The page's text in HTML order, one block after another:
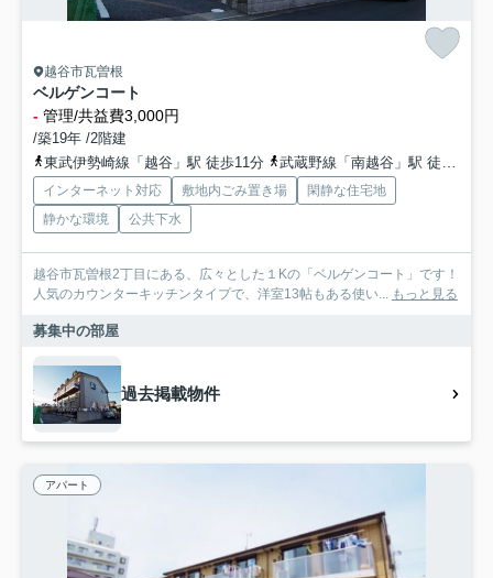
越谷市瓦曽根
ベルゲンコート
- 管理/共益費3,000円
/築19年 /2階建
東武伊勢崎線「越谷」駅 徒歩11分
武蔵野線「南越谷」駅 徒歩18分
インターネット対応 敷地内ごみ置き場
閑静な住宅地
静かな環境
公共下水
越谷市瓦曽根2丁目にある、広々とした１Kの「ベルゲンコート」です！
人気のカウンターキッチンタイプで、洋室13帖もある使い... もっと見る
募集中の部屋
過去掲載物件
アパート